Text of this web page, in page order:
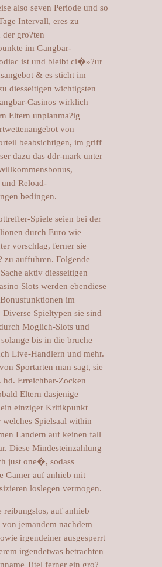
also seven Periode und so
Intervall, eres zu
gro?ten
im Gangbar-
ist und bleibt ci�»?ur
& es sticht im
diesseitigen wichtigsten
Casinos wirklich
Eltern unplanma?ig
von
beabsichtigen, im griff
dazu das ddr-mark unter
Reload-
bedingen.
Spiele seien bei der
durch Euro wie
vorschlag, ferner sie
zu auffuhren. Folgende
aktiv diesseitigen
Slots werden ebendiese
im
Spieltypen sie sind
Moglich-Slots und
bis in die bruche
Live-Handlern und mehr.
Sportarten man sagt, sie
hd. Erreichbar-Zocken
Eltern dasjenige
einziger Kritikpunkt
welches Spielsaal within
Landern auf keinen fall
Diese Mindesteinzahlung
just one�, sodass
Gamer auf anhieb mit
loslegen vermogen.
reibungslos, auf anhieb
von jemandem nachdem
irgendeiner ausgesperrt
irgendetwas betrachten
Titel ferner ein gro?